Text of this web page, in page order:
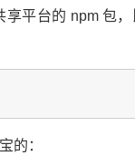
平台的 npm 包
的：